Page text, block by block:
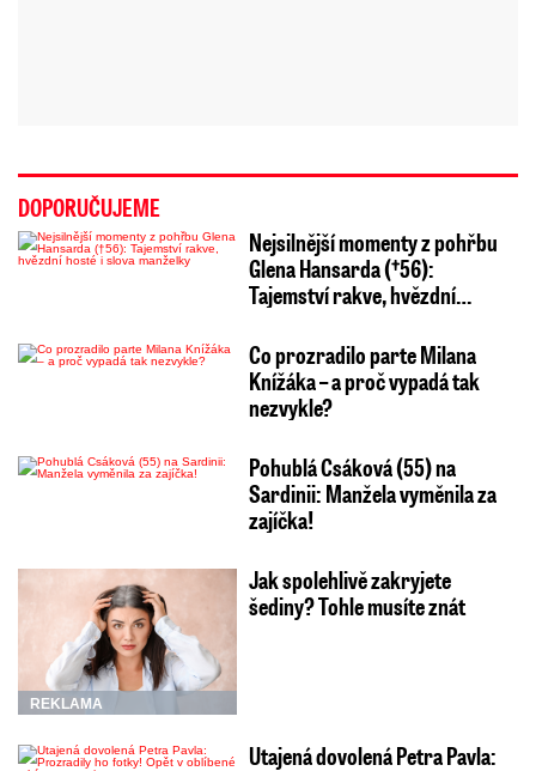
DOPORUČUJEME
Nejsilnější momenty z pohřbu
Glena Hansarda (†56):
Tajemství rakve, hvězdní…
Co prozradilo parte Milana
Knížáka – a proč vypadá tak
nezvykle?
Pohublá Csáková (55) na
Sardinii: Manžela vyměnila za
zajíčka!
REKLAMA
Jak spolehlivě zakryjete
šediny? Tohle musíte znát
Utajená dovolená Petra Pavla: